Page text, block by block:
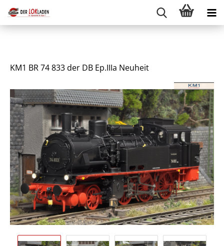
KM1 BR 74 833 der DB Ep.IIIa Neuheit